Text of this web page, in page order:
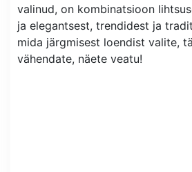
valinud, on kombinatsioon
ja elegantsest, trendidest ja
mida järgmisest loendist valite,
vähendate, näete veatu!